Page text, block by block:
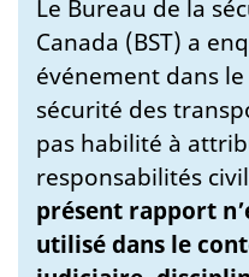
Le Bureau de la
Canada (BST) a
événement dans
sécurité des
pas habilité à
responsabilités
présent rapport
utilisé dans le